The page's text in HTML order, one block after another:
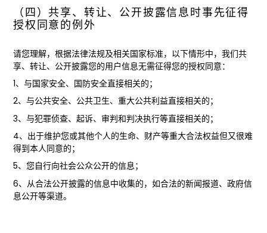
（四）共享、转让、公开披露信息时事先征得
授权同意的例外
请您理解，根据法律法规及相关国家标准，以下情形中，我们共
享、转让、公开披露您的用户信息无需征得您的授权同意：
1、与国家安全、国防安全直接相关的；
2、与公共安全、公共卫生、重大公共利益直接相关的；
3、与犯罪侦查、起诉、审判和判决执行等直接相关的；
4、出于维护您或其他个人的生命、财产等重大合法权益但又很难
得到本人同意的；
5、您自行向社会公众公开的信息；
6、从合法公开披露的信息中收集的，如合法的新闻报道、政府信
息公开等渠道。